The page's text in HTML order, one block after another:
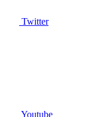
Twitter
Youtube